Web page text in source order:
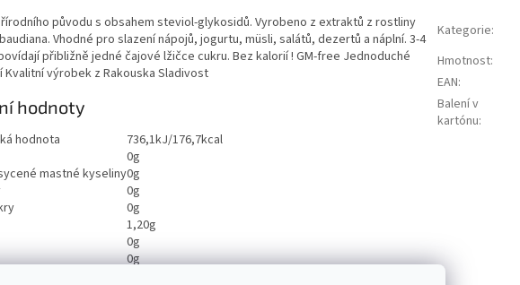
původu s obsahem steviol-glykosidů. Vyrobeno z extraktů z rostliny
Vhodné pro slazení nápojů, jogurtu, müsli, salátů, dezertů a náplní. 3-4
přibližně jedné čajové lžičce cukru. Bez kalorií ! GM-free Jednoduché
Kvalitní výrobek z Rakouska Sladivost
hodnoty
hodnota
736,1kJ/176,7kcal
0g
mastné kyseliny0g
0g
0g
1,20g
0g
0g
Kategorie:
Hmotnost:
EAN:
Balení v
kartónu: